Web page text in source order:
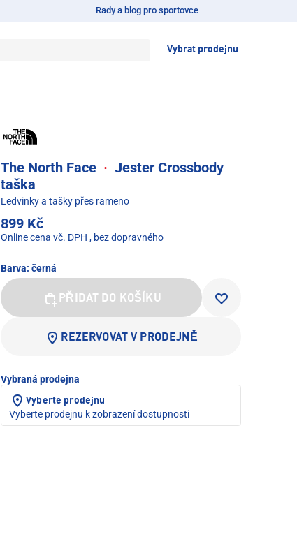
Rady a blog pro sportovce
Vybrat prodejnu
The North Face · Jester Crossbody
taška
Ledvinky a tašky přes rameno
899 Kč
Online cena vč. DPH , bezdopravného
Barva: černá
PŘIDAT DO KOŠÍKU
REZERVOVAT V PRODEJNĚ
Vybraná prodejna
Vyberte prodejnu
Vyberte prodejnu k zobrazení dostupnosti